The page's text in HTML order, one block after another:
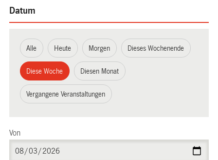
Datum
Alle Heute Morgen Dieses Wochenende
Diese Woche Diesen Monat
Vergangene Veranstaltungen
Von